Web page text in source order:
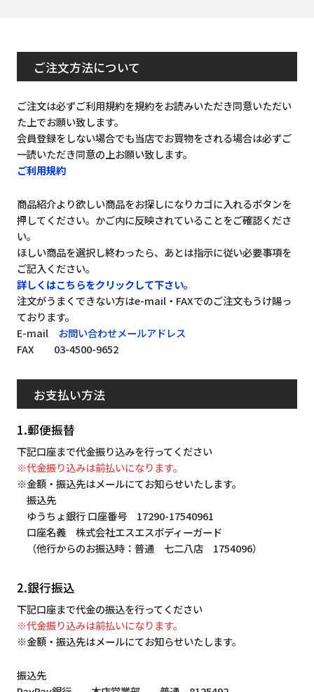
ご注文方法について
ご注文は必ずご利用規約を規約をお読みいただき同意いただい
た上でお願い致します。
会員登録をしない場合でも当店でお買物をされる場合は必ずご
一読いただき同意の上お願い致します。
ご利用規約
商品紹介より欲しい商品をお探しになりカゴに入れるボタンを
押してください。かご内に反映されていることをご確認くださ
い。
ほしい商品を選択し終わったら、あとは指示に従い必要事項を
ご記入ください。
詳しくはこちらをクリックして下さい。
注文がうまくできない方はe-mail・FAXでのご注文もうけ賜っ
ております。
E-mail お問い合わせメールアドレス
FAX 03-4500-9652
お支払い方法
1.郵便振替
下記口座まで代金振り込みを行ってください
※代金振り込みは前払いになります。
※金額・振込先はメールにてお知らせいたします。
振込先
ゆうちょ銀行 口座番号 17290-17540961
口座名義 株式会社エスエスボディーガード
（他行からのお振込時：普通 七二八店 1754096）
2.銀行振込
下記口座まで代金の振込を行ってください
※代金振り込みは前払いになります。
※金額・振込先はメールにてお知らせいたします。
振込先